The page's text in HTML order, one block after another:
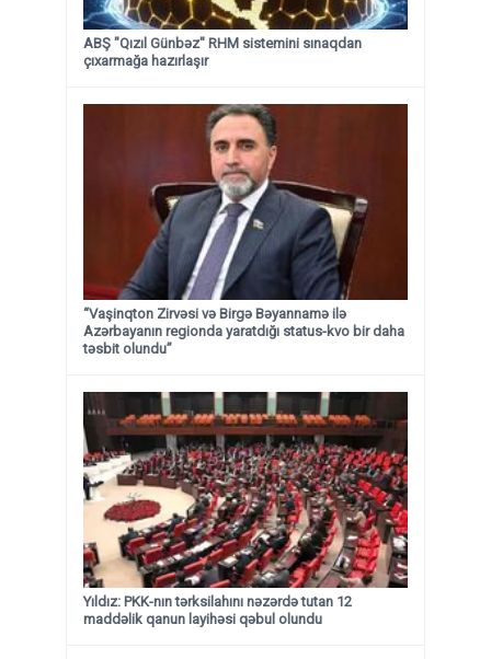
ABŞ "Qızıl Günbəz" RHM sistemini sınaqdan
çıxarmağa hazırlaşır
“Vaşinqton Zirvəsi və Birgə Bəyannamə ilə
Azərbayanın regionda yaratdığı status-kvo bir daha
təsbit olundu”
Yıldız: PKK-nın tərksilahını nəzərdə tutan 12
maddəlik qanun layihəsi qəbul olundu ​​​​​​​